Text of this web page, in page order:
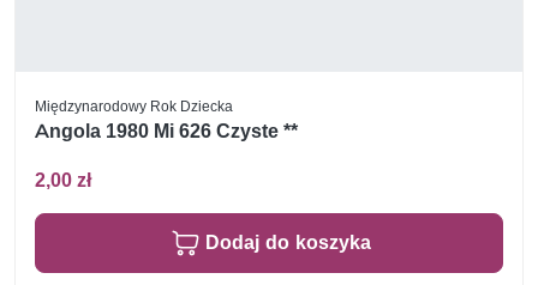
Międzynarodowy Rok Dziecka
Angola 1980 Mi 626 Czyste **
2,00 zł
Dodaj do koszyka